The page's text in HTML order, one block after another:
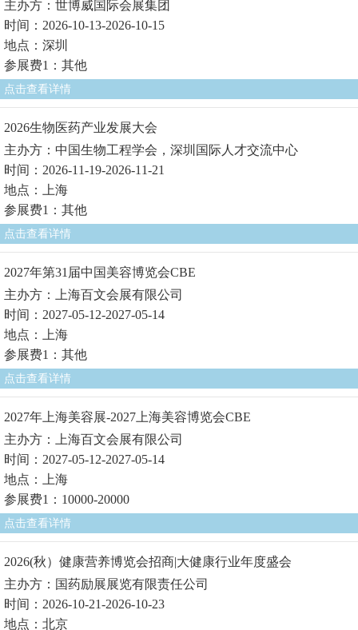
主办方：世博威国际会展集团
时间：2026-10-13-2026-10-15
地点：深圳
参展费1：其他
点击查看详情
2026生物医药产业发展大会
主办方：中国生物工程学会，深圳国际人才交流中心
时间：2026-11-19-2026-11-21
地点：上海
参展费1：其他
点击查看详情
2027年第31届中国美容博览会CBE
主办方：上海百文会展有限公司
时间：2027-05-12-2027-05-14
地点：上海
参展费1：其他
点击查看详情
2027年上海美容展-2027上海美容博览会CBE
主办方：上海百文会展有限公司
时间：2027-05-12-2027-05-14
地点：上海
参展费1：10000-20000
点击查看详情
2026(秋）健康营养博览会招商|大健康行业年度盛会
主办方：国药励展展览有限责任公司
时间：2026-10-21-2026-10-23
地点：北京